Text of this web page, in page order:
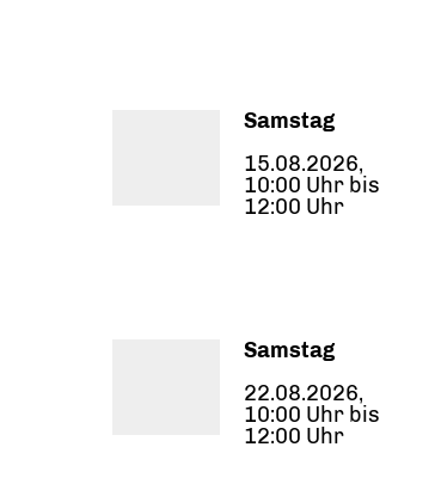
Samstag
15.08.2026,
10:00 Uhr bis
12:00 Uhr
Samstag
22.08.2026,
10:00 Uhr bis
12:00 Uhr